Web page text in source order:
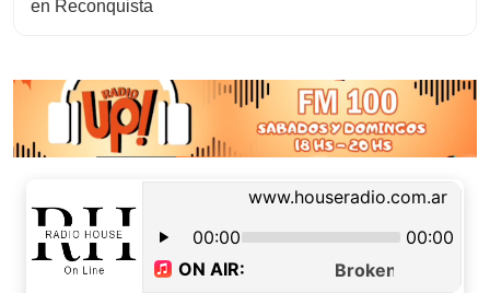
en Reconquista